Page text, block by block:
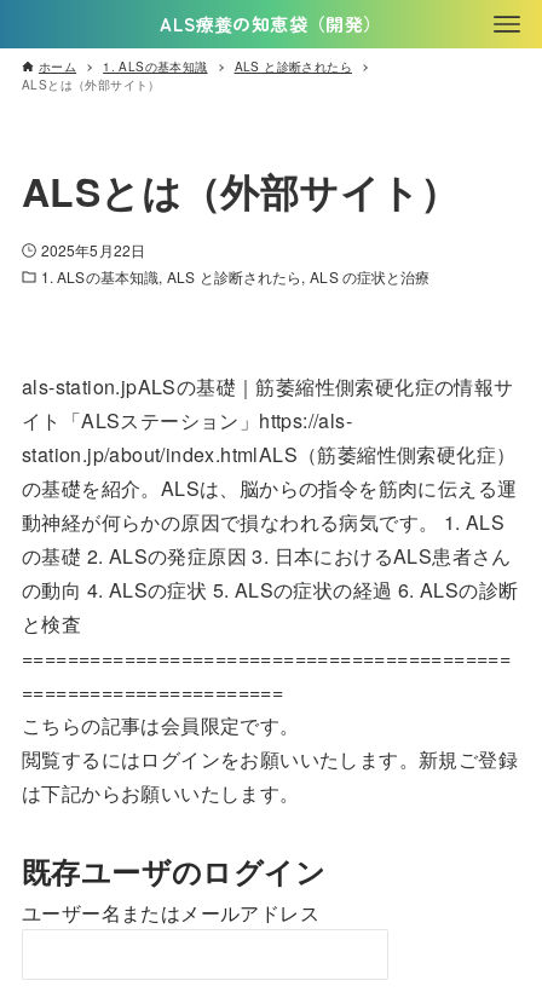
ALS療養の知恵袋（開発）
ホーム 1. ALSの基本知識
ALS と診断されたら
ALSとは（外部サイト）
ALSとは（外部サイト）
2025年5月22日
1. ALSの基本知識 ALS と診断されたら ALS の症状と治療
als-station.jpALSの基礎｜筋萎縮性側索硬化症の情報サ
イト「ALSステーション」https://als-
station.jp/about/index.htmlALS（筋萎縮性側索硬化症）
の基礎を紹介。ALSは、脳からの指令を筋肉に伝える運
動神経が何らかの原因で損なわれる病気です。 1. ALS
の基礎 2. ALSの発症原因 3. 日本におけるALS患者さん
の動向 4. ALSの症状 5. ALSの症状の経過 6. ALSの診断
と検査
===========================================
=======================
こちらの記事は会員限定です。
閲覧するにはログインをお願いいたします。新規ご登録
は下記からお願いいたします。
既存ユーザのログイン
ユーザー名またはメールアドレス